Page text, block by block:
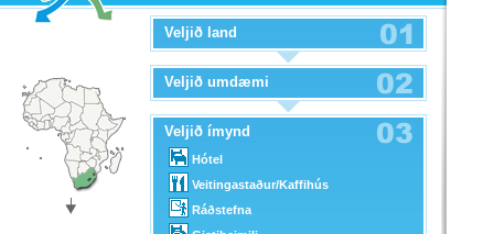
Veljið land
Veljið umdæmi
Veljið ímynd
Hótel
Veitingastaður/Kaffihús
Ráðstefna